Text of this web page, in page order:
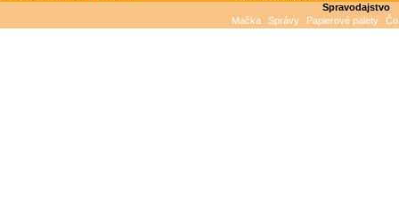
Spravodajstvo
Mačka
Správy Papierové palety